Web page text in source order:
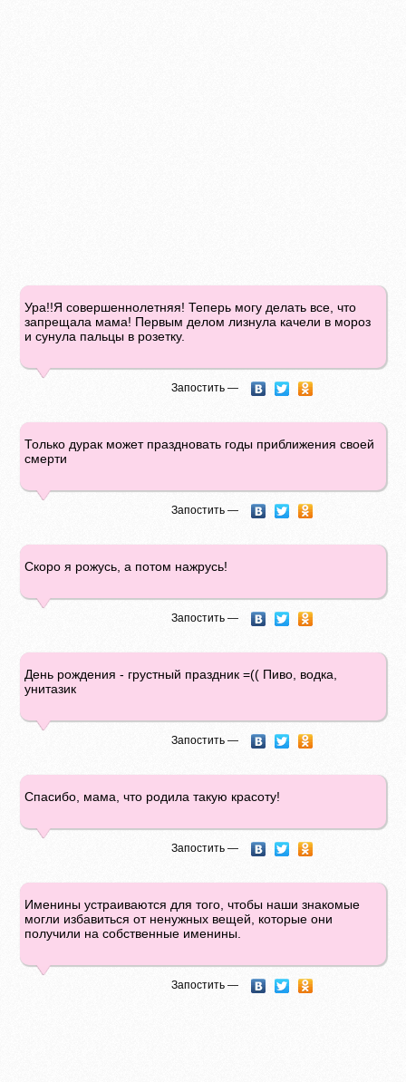
Ура!!Я совершеннолетняя! Теперь могу делать все, что
запрещала мама! Первым делом лизнула качели в мороз
и сунула пальцы в розетку.
Запостить —
Только дурак может праздновать годы приближения своей
смерти
Запостить —
Скоро я рожусь, а потом нажрусь!
Запостить —
День рождения - грустный праздник =(( Пиво, водка,
унитазик
Запостить —
Спасибо, мама, что родила такую красоту!
Запостить —
Именины устраиваются для того, чтобы наши знакомые
могли избавиться от ненужных вещей, которые они
получили на собственные именины.
Запостить —